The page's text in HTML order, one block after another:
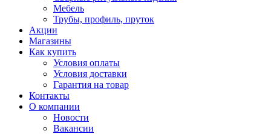
Мебель
Трубы, профиль, пруток
Акции
Магазины
Как купить
Условия оплаты
Условия доставки
Гарантия на товар
Контакты
О компании
Новости
Вакансии